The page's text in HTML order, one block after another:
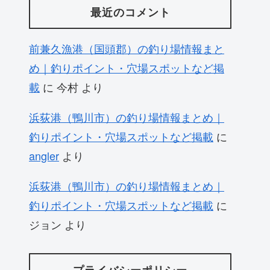
最近のコメント
前兼久漁港（国頭郡）の釣り場情報まと
め｜釣りポイント・穴場スポットなど掲
載 に 今村 より
浜荻港（鴨川市）の釣り場情報まとめ｜
釣りポイント・穴場スポットなど掲載 に
angler より
浜荻港（鴨川市）の釣り場情報まとめ｜
釣りポイント・穴場スポットなど掲載 に
ジョン より